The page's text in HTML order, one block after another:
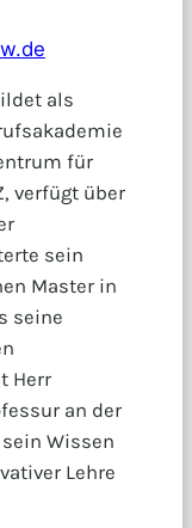
als
für
verfügt über
sein
Master in
seine
Herr
an der
Wissen
Lehre